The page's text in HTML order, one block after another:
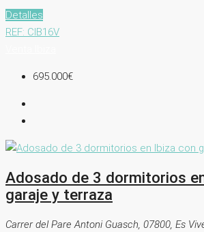
Detalles
REF: CIB16V
695.000€
Adosado de 3 dormitorios
garaje y terraza
Carrer del Pare Antoni Guasch, 07800, Es